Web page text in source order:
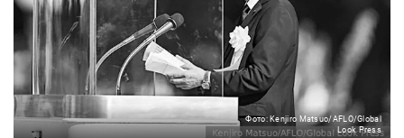
Фото: Kenjiro Matsuo/AFLO/Global
Look Press